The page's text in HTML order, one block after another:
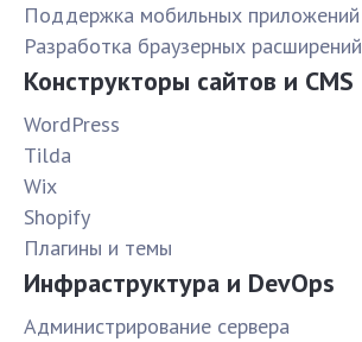
Поддержка мобильных приложений
Разработка браузерных расширений
Конструкторы сайтов и CMS
WordPress
Tilda
Wix
Shopify
Плагины и темы
Инфраструктура и DevOps
Администрирование сервера